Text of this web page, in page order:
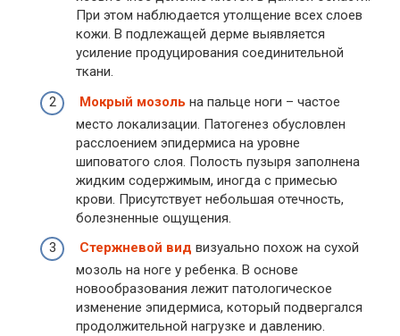
При этом наблюдается утолщение всех слоев
кожи. В подлежащей дерме выявляется
усиление продуцирования соединительной
ткани.
Мокрый мозоль на пальце ноги – частое
место локализации. Патогенез обусловлен
расслоением эпидермиса на уровне
шиповатого слоя. Полость пузыря заполнена
жидким содержимым, иногда с примесью
крови. Присутствует небольшая отечность,
болезненные ощущения.
Стержневой вид визуально похож на сухой
мозоль на ноге у ребенка. В основе
новообразования лежит патологическое
изменение эпидермиса, который подвергался
продолжительной нагрузке и давлению.